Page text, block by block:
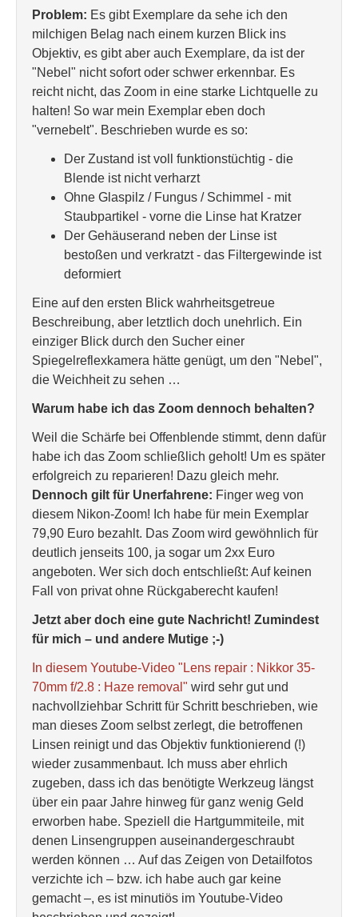
Problem: Es gibt Exemplare da sehe ich den
milchigen Belag nach einem kurzen Blick ins
Objektiv, es gibt aber auch Exemplare, da ist der
"Nebel" nicht sofort oder schwer erkennbar. Es
reicht nicht, das Zoom in eine starke Lichtquelle zu
halten! So war mein Exemplar eben doch
"vernebelt". Beschrieben wurde es so:
Der Zustand ist voll funktionstüchtig - die
Blende ist nicht verharzt
Ohne Glaspilz / Fungus / Schimmel - mit
Staubpartikel - vorne die Linse hat Kratzer
Der Gehäuserand neben der Linse ist
bestoßen und verkratzt - das Filtergewinde ist
deformiert
Eine auf den ersten Blick wahrheitsgetreue
Beschreibung, aber letztlich doch unehrlich. Ein
einziger Blick durch den Sucher einer
Spiegelreflexkamera hätte genügt, um den "Nebel",
die Weichheit zu sehen …
Warum habe ich das Zoom dennoch behalten?
Weil die Schärfe bei Offenblende stimmt, denn dafür
habe ich das Zoom schließlich geholt! Um es später
erfolgreich zu reparieren! Dazu gleich mehr.
Dennoch gilt für Unerfahrene: Finger weg von
diesem Nikon-Zoom! Ich habe für mein Exemplar
79,90 Euro bezahlt. Das Zoom wird gewöhnlich für
deutlich jenseits 100, ja sogar um 2xx Euro
angeboten. Wer sich doch entschließt: Auf keinen
Fall von privat ohne Rückgaberecht kaufen!
Jetzt aber doch eine gute Nachricht! Zumindest
für mich – und andere Mutige ;-)
In diesem Youtube-Video "Lens repair : Nikkor 35-
70mm f/2.8 : Haze removal" wird sehr gut und
nachvollziehbar Schritt für Schritt beschrieben, wie
man dieses Zoom selbst zerlegt, die betroffenen
Linsen reinigt und das Objektiv funktionierend (!)
wieder zusammenbaut. Ich muss aber ehrlich
zugeben, dass ich das benötigte Werkzeug längst
über ein paar Jahre hinweg für ganz wenig Geld
erworben habe. Speziell die Hartgummiteile, mit
denen Linsengruppen auseinandergeschraubt
werden können … Auf das Zeigen von Detailfotos
verzichte ich – bzw. ich habe auch gar keine
gemacht –, es ist minutiös im Youtube-Video